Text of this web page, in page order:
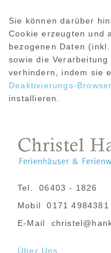
Sie können darüber
Cookie erzeugten und
bezogenen Daten
sowie die
verhindern, indem sie
Deaktivierungs-
installieren.
Tel.06403 - 1826
Mobil0171 4984381
E-Mail
Über Uns